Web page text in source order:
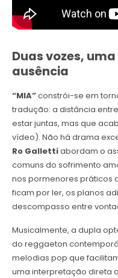
Duas vozes,
ausência
“MIA”constrói-se em
tradução: a distância
estar juntas, mas que
vídeo). Não há drama
Ro Gallettiabordam o
comuns do sofrimento
nos pormenores práticos
ficam por ler, os planos
descompasso entre
Musicalmente, a dupla
do reggaeton
melodias pop que
uma interpretação direta